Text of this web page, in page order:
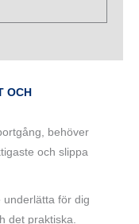
OCH
behöver
och slippa
underlätta för dig
det praktiska.